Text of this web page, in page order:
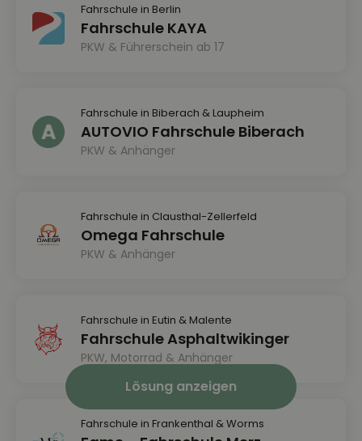
Lösung anzeigen
Fahrschule in Berlin
Fahrschule KAYA
PKW & Führerschein ab 17
Fahrschule in Biberach & Laupheim
AUTOVIO Fahrschule Biberach
PKW & Anhänger
Fahrschule in Clausthal-Zellerfeld
Omega Fahrschule
PKW & Anhänger
Fahrschule in Eutin & Malente
Fahrschule Asphaltwikinger
PKW, Motorrad & Anhänger
Fahrschule in Frankenthal & Worms